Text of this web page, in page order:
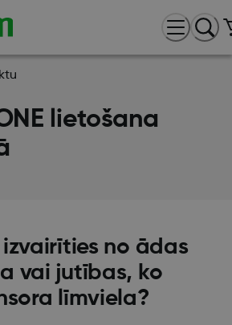
lietošana
izvairīties no ādas
vai jutības, ko
līmviela?